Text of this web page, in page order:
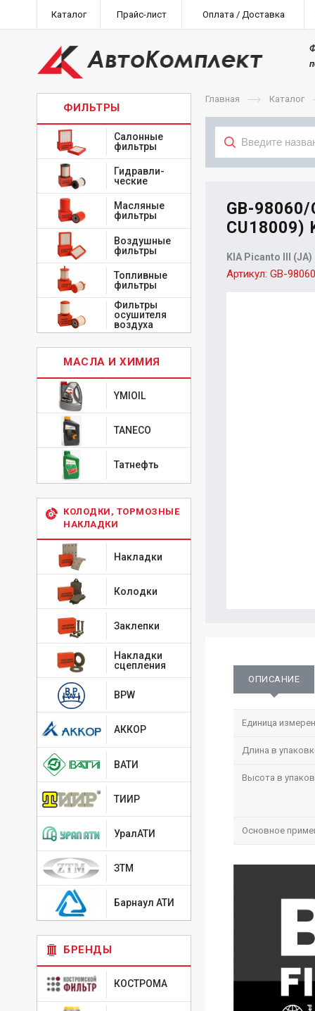
Каталог Прайс-лист Оплата / Доставка
ФИЛЬТРЫ
Салонные
фильтры
Гидравли-
ческие
Масляные
фильтры
Воздушные
фильтры
Топливные
фильтры
Фильтры
осушителя
воздуха
МАСЛА И ХИМИЯ
YMIOIL
TANECO
Татнефть
КОЛОДКИ, ТОРМОЗНЫЕ
НАКЛАДКИ
Накладки
Колодки
Заклепки
Накладки
сцепления
BPW
АККОР
ВАТИ
ТИИР
УралАТИ
ЗТМ
Барнаул АТИ
БРЕНДЫ
КОСТРОМА
Главная Каталог
GB-
KIA Picanto III (JA)
Артикул: GB-
ОПИСАНИЕ
Единица
Длина в
Высота в
Основное